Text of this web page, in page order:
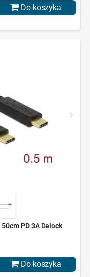
Do koszyka
PD 3A Delock
Do koszyka